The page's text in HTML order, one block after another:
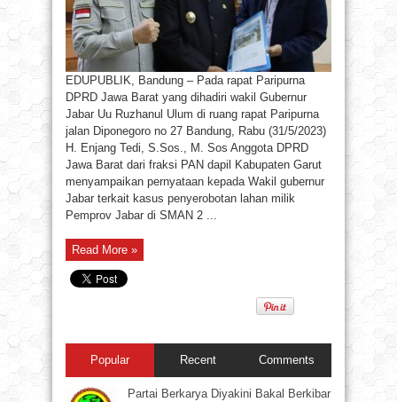
EDUPUBLIK, Bandung – Pada rapat Paripurna
DPRD Jawa Barat yang dihadiri wakil Gubernur
Jabar Uu Ruzhanul Ulum di ruang rapat Paripurna
jalan Diponegoro no 27 Bandung, Rabu (31/5/2023)
H. Enjang Tedi, S.Sos., M. Sos Anggota DPRD
Jawa Barat dari fraksi PAN dapil Kabupaten Garut
menyampaikan pernyataan kepada Wakil gubernur
Jabar terkait kasus penyerobotan lahan milik
Pemprov Jabar di SMAN 2 ...
Read More »
Popular Recent Comments
Partai Berkarya Diyakini Bakal Berkibar